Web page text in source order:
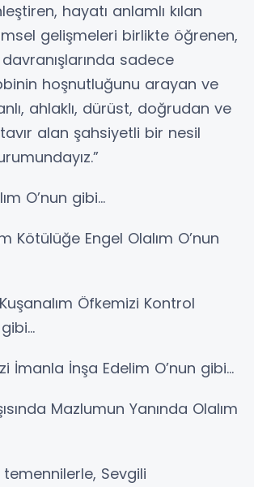
hayatı anlamlı kılan
gelişmeleri birlikte öğrenen,
sadece
hoşnutluğunu arayan ve
ahlaklı, dürüst, doğrudan ve
alan şahsiyetli bir nesil
O’nun gibi…
Kötülüğe Engel Olalım O’nun
Öfkemizi Kontrol
İmanla İnşa Edelim O’nun gibi…
Mazlumun Yanında Olalım
Sevgili